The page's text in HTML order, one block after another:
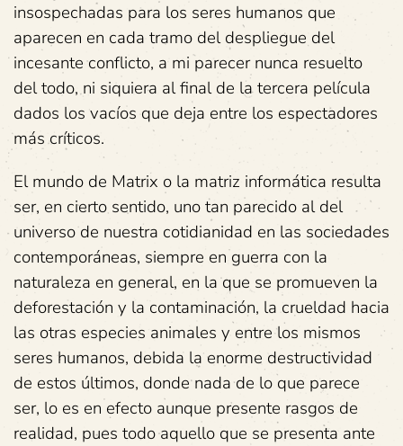
insospechadas para los seres humanos que
aparecen en cada tramo del despliegue del
incesante conflicto, a mi parecer nunca resuelto
del todo, ni siquiera al final de la tercera película
dados los vacíos que deja entre los espectadores
más críticos.
El mundo de Matrix o la matriz informática resulta
ser, en cierto sentido, uno tan parecido al del
universo de nuestra cotidianidad en las sociedades
contemporáneas, siempre en guerra con la
naturaleza en general, en la que se promueven la
deforestación y la contaminación, la crueldad hacia
las otras especies animales y entre los mismos
seres humanos, debida la enorme destructividad
de estos últimos, donde nada de lo que parece
ser, lo es en efecto aunque presente rasgos de
realidad, pues todo aquello que se presenta ante